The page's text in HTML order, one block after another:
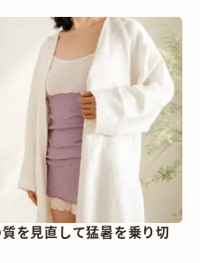
を見直して猛暑を乗り切